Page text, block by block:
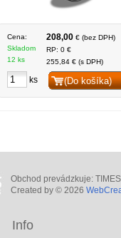
Cena:
Skladom
12 ks
208,00 € (bez DPH)
RP: 0 €
255,84 € (s DPH)
ks (Do košíka)
Obchod prevádzkuje:
Created by © 2026
Info